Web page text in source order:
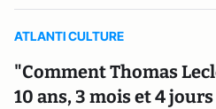
ATLANTI CULTURE
"Comment Thomas
10 ans, 3 mois et 4